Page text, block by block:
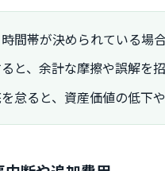
間帯が決められている場
と、余計な摩擦や誤解を
怠ると、資産価値の低下